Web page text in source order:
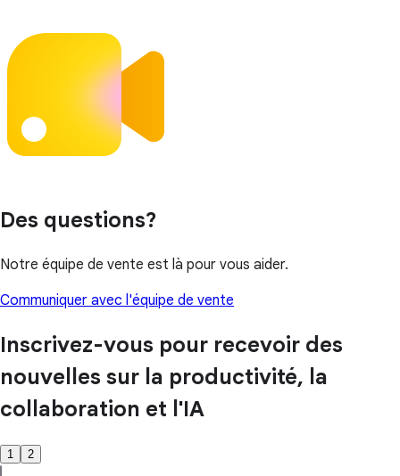
Des questions?
Notre équipe de vente est là pour vous aider.
Communiquer avec l'équipe de vente
Inscrivez-vous pour recevoir des
nouvelles sur la productivité, la
collaboration et l'IA
1 2